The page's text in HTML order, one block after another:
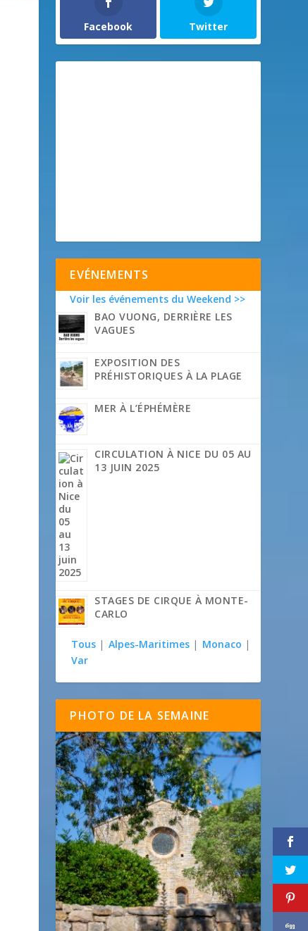
Facebook Twitter
EVÉNEMENTS
Voir les événements du Weekend >>
BAO VUONG, DERRIÈRE LES
VAGUES
EXPOSITION DES
PRÉHISTORIQUES À LA PLAGE
MER À L’ÉPHÉMÈRE
CIRCULATION À NICE DU 05 AU
13 JUIN 2025
STAGES DE CIRQUE À MONTE-
CARLO
Tous | Alpes-Maritimes | Monaco |
Var
PHOTO DE LA SEMAINE